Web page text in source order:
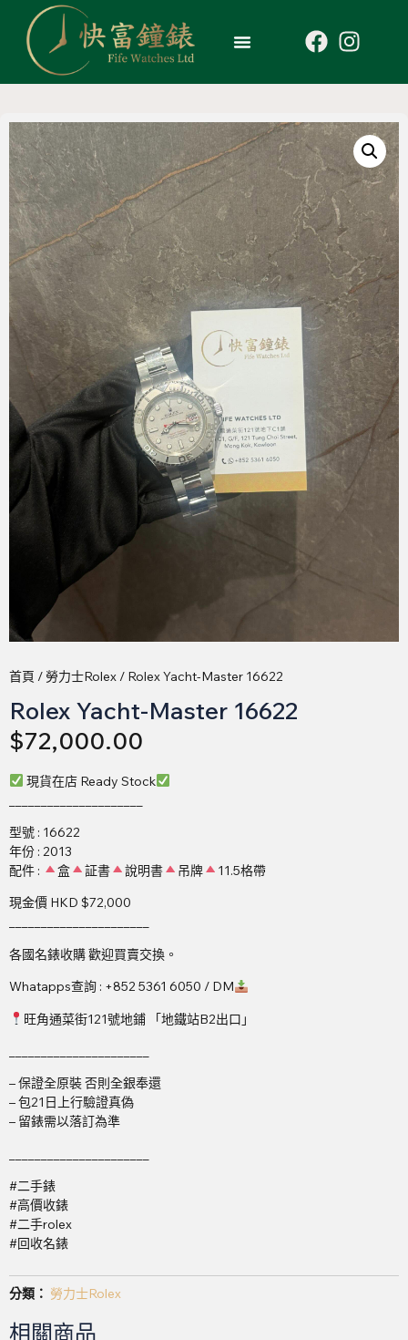
首頁 /勞力士Rolex / Rolex Yacht-Master 16622
Rolex Yacht-Master 16622
$72,000.00
現貨在店 Ready Stock
型號 : 16622
年份 : 2013
配件 :
盒 証書 說明書 吊牌
11.5格帶
現金價 HKD $72,000
各國名錶收購 歡迎買賣交換。
Whatapps查詢 : +852 5361 6050 / DM
旺角通菜街121號地鋪 「地鐵站B2出口」
– 保證全原裝 否則全銀奉還
– 包21日上行驗證真偽
– 留錶需以落訂為準
#二手錶
#高價收錶
#二手rolex
#回收名錶
分類： 勞力士Rolex
相關商品